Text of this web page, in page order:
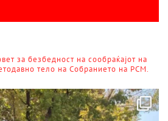
за безбедност на сообраќајот на
тело на Собранието на РСМ.